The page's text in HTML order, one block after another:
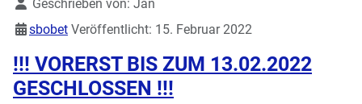
Geschrieben von: Jan
sbobet Veröffentlicht: 15. Februar 2022
!!! VORERST BIS ZUM 13.02.2022
GESCHLOSSEN !!!